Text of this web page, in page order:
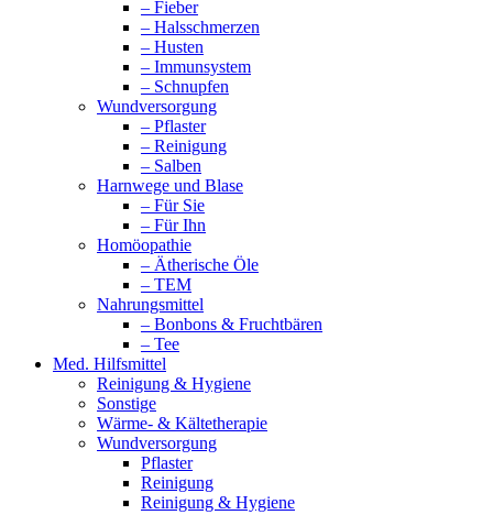
– Fieber
– Halsschmerzen
– Husten
– Immunsystem
– Schnupfen
Wundversorgung
– Pflaster
– Reinigung
– Salben
Harnwege und Blase
– Für Sie
– Für Ihn
Homöopathie
– Ätherische Öle
– TEM
Nahrungsmittel
– Bonbons & Fruchtbären
– Tee
Med. Hilfsmittel
Reinigung & Hygiene
Sonstige
Wärme- & Kältetherapie
Wundversorgung
Pflaster
Reinigung
Reinigung & Hygiene